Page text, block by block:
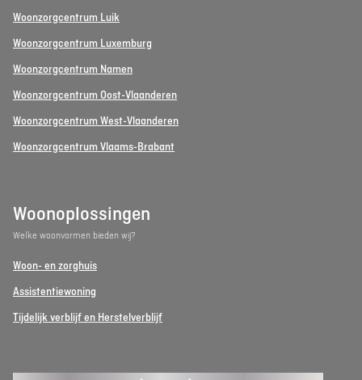
Woonzorgcentrum Luik
Woonzorgcentrum Luxemburg
Woonzorgcentrum Namen
Woonzorgcentrum Oost-Vlaanderen
Woonzorgcentrum West-Vlaanderen
Woonzorgcentrum Vlaams-Brabant
Woonoplossingen
Welke woonvormen bieden wij?
Woon- en zorghuis
Assistentiewoning
Tijdelijk verblijf en Herstelverblijf